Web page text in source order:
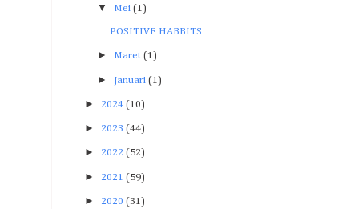
▼ Mei (1)
POSITIVE HABBITS
► Maret (1)
► Januari (1)
► 2024 (10)
► 2023 (44)
► 2022 (52)
► 2021 (59)
► 2020 (31)